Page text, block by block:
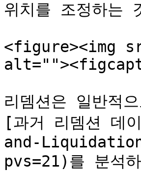
위치를 조정하는
<figure><img
리뎀션은 일반적
[과거 리뎀션
and-
pvs=21)를 분석